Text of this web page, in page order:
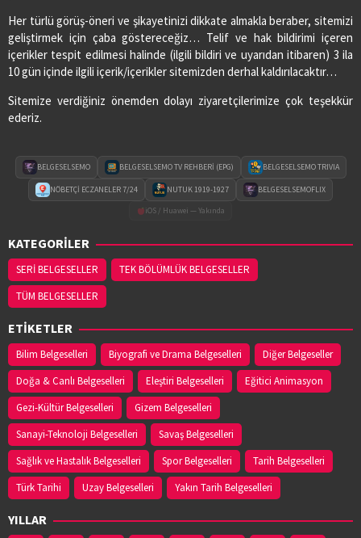
Her türlü görüş-öneri ve şikayetinizi dikkate almakla beraber, sitemizi
geliştirmek için çaba göstereceğiz… Telif ve hak bildirimi içeren
içerikler tespit edilmesi halinde (ilgili bildiri ve uyarıdan itibaren) 3 ila
10 gün içinde ilgili içerik/içerikler sitemizden derhal kaldırılacaktır…
Sitemize verdiğiniz önemden dolayı ziyaretçilerimize çok teşekkür
ederiz.
BELGESELSEMO BELGESELSEMO TV REHBERİ (EPG) BELGESELSEMO TRIVIA
NÖBETÇİ ECZANELER 7/24 NUTUK 1919-1927
BELGESELSEMOFLIX
iOS / Huawei — Yakında
KATEGORİLER
SERİ BELGESELLER
TEK BÖLÜMLÜK BELGESELLER
TÜM BELGESELLER
ETİKETLER
Bilim Belgeselleri Biyografi ve Drama Belgeselleri
Diğer Belgeseller
Doğa & Canlı Belgeselleri
Eleştiri Belgeselleri
Eğitici Animasyon
Gezi-Kültür Belgeselleri
Gizem Belgeselleri
Sanayi-Teknoloji Belgeselleri
Savaş Belgeselleri
Sağlık ve Hastalık Belgeselleri
Spor Belgeselleri
Tarih Belgeselleri
Türk Tarihi
Uzay Belgeselleri Yakın Tarih Belgeselleri
YILLAR